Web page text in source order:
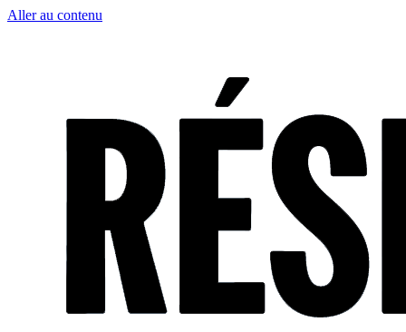
Aller au contenu